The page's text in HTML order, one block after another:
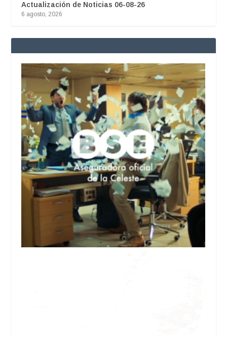
Actualización de Noticias 06-08-26
6 agosto, 2026